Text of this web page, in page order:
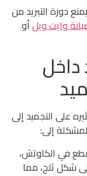
دورة التبريد من
وايت ويلأو
داخل
على التجميد إلى
إلى:
في الكاوتش،
شكل ثلج، مما